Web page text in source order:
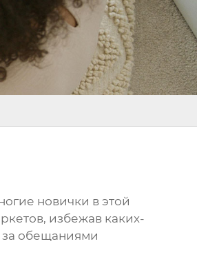
новички в этой
избежав каких-
за обещаниями